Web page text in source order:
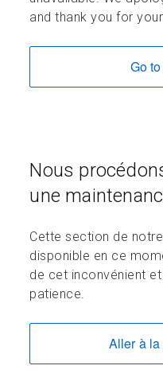
and thank you for
Go
Nous
une
Cette section de
disponible en ce
de cet inconvénient
patience.
Aller à